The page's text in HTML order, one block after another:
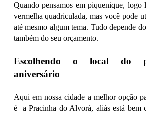
Quando pensamos em piquenique, logo
vermelha quadriculada, mas você pode
até mesmo algum tema. Tudo depende
também do seu orçamento.
Escolhendo o local do
aniversário
Aqui em nossa cidade a melhor opção
é a Pracinha do Alvorá, aliás está bem